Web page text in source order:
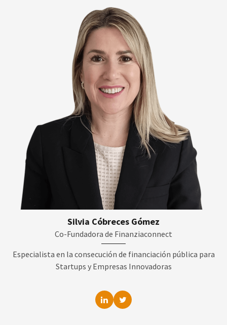
Silvia Cóbreces Gómez
Co-Fundadora de Finanziaconnect
Especialista en la consecución de financiación pública para
Startups y Empresas Innovadoras